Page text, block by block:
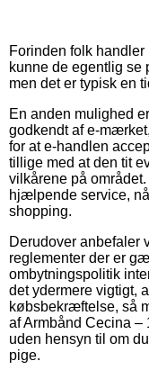
Forinden folk
kunne de egentlig se
men det er typisk en
En anden mulighed
godkendt af e-
for at e-handlen
tillige med at den tit
vilkårene på
hjælpende service,
shopping.
Derudover anbefaler
reglementer der er
ombytningspolitik
det ydermere vigtigt,
købsbekræftelse, så
af Armbånd Cecina –
uden hensyn til om
pige.